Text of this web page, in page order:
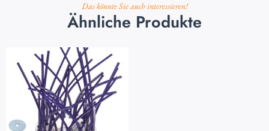
Das könnte Sie auch interessieren!
Ähnliche Produkte